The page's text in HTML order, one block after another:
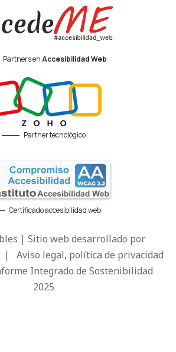
Partners enAccesibilidad Web
Partner tecnológico
Certificado accesibilidad web
| Sitio web desarrollado por
| Aviso legal, política de privacidad
Integrado de Sostenibilidad
2025